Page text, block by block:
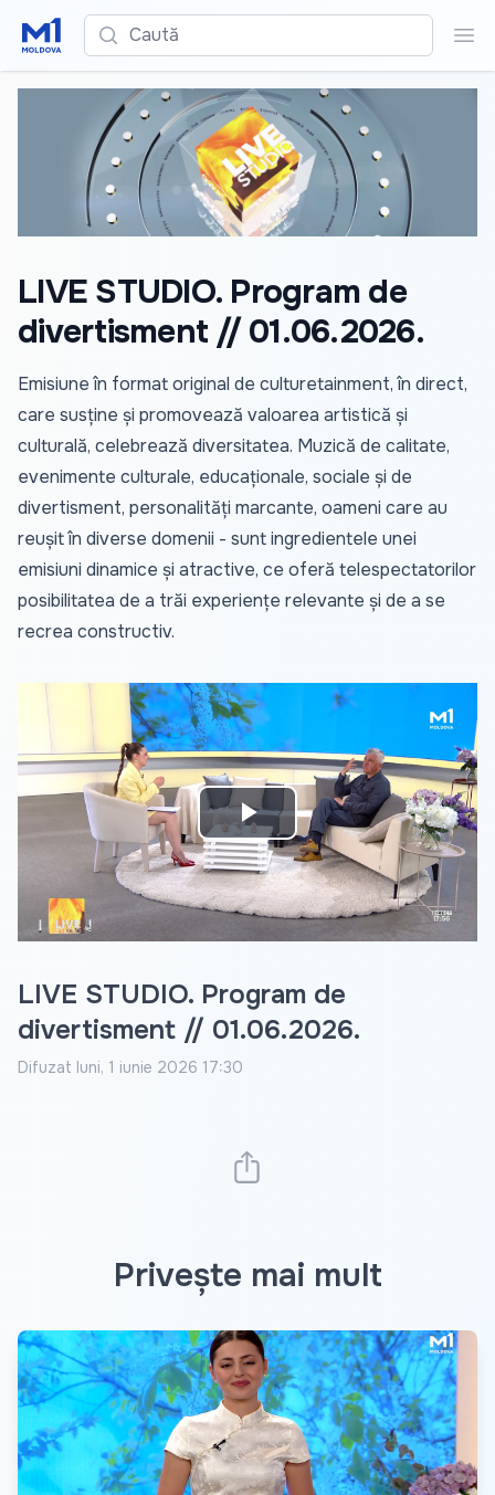
Caută
LIVE STUDIO. Program de
divertisment // 01.06.2026.
Emisiune în format original de culturetainment, în direct,
care susține și promovează valoarea artistică și
culturală, celebrează diversitatea. Muzică de calitate,
evenimente culturale, educaționale, sociale și de
divertisment, personalități marcante, oameni care au
reușit în diverse domenii - sunt ingredientele unei
emisiuni dinamice și atractive, ce oferă telespectatorilor
posibilitatea de a trăi experiențe relevante și de a se
recrea constructiv.
Play
Video
LIVE STUDIO. Program de
divertisment // 01.06.2026.
Difuzat luni, 1 iunie 2026 17:30
Privește mai mult